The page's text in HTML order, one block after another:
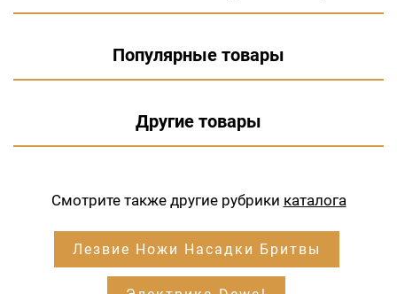
Популярные товары
Другие товары
Смотрите также другие рубрики каталога
Лезвие Ножи Насадки Бритвы